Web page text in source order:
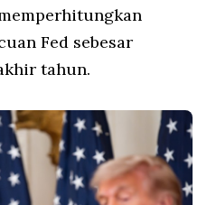
Fed sebesar
tahun.